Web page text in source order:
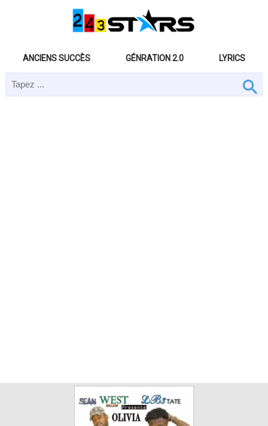
ANCIENS SUCCÈS GÉNRATION 2.0 LYRICS